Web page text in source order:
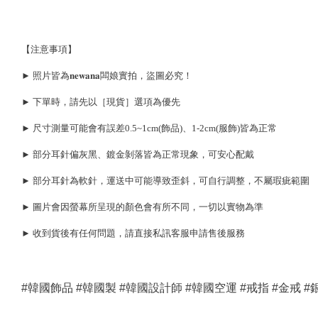
【注意事項】
► 照片皆為𝐧𝐞𝐰𝐚𝐧𝐚闆娘實拍，盜圖必究！
► 下單時，請先以［現貨］選項為優先
► 尺寸測量可能會有誤差0.5~1cm(飾品)、1-2cm(服飾)皆為正常
► 部分耳針偏灰黑、鍍金剝落皆為正常現象，可安心配戴
► 部分耳針為軟針，運送中可能導致歪斜，可自行調整，不屬瑕疵範圍
► 圖片會因螢幕所呈現的顏色會有所不同，一切以實物為準
► 收到貨後有任何問題，請直接私訊客服申請售後服務
#韓國飾品 #韓國製 #韓國設計師 #韓國空運 #戒指 #金戒 #